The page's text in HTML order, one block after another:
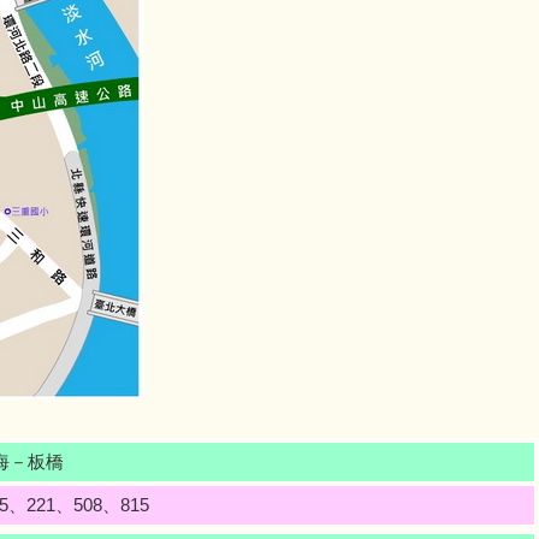
－板橋
、221、508、815